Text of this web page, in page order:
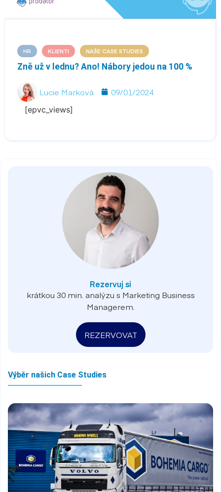
HR KLIENTI NAŠE CASE STUDIES
Zně už v lednu? Ano! Nábory jedou na 100 %
Lucie Marková 09/01/2024
[epvc_views]
Rezervuj si
krátkou 30 min. analýzu s Marketing Business
Managerem.
REZERVOVAT
Výběr našich Case Studies